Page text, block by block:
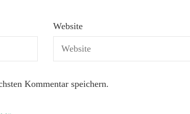
Website
Kommentar speichern.